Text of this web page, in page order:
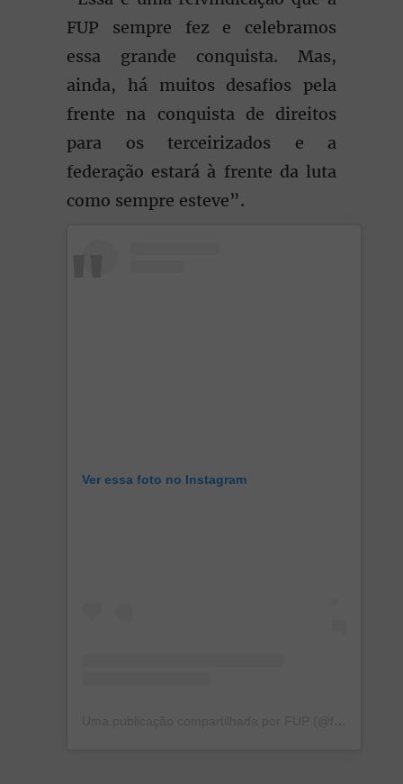
FUP sempre fez e celebramos
essa grande conquista. Mas,
ainda, há muitos desafios pela
frente na conquista de direitos
para os terceirizados e a
federação estará à frente da luta
como sempre esteve”.
Ver essa foto no Instagram